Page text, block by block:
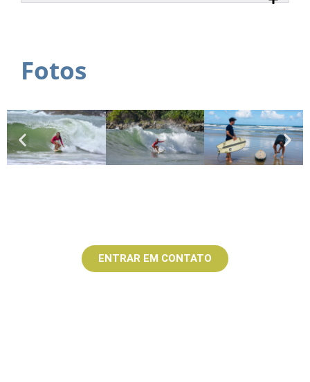
Fotos
ENTRAR EM CONTATO